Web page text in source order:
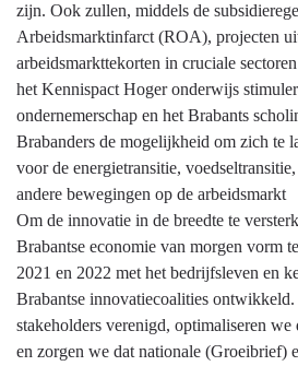
zijn. Ook zullen, middels de
Arbeidsmarktinfarct (ROA), projecten
arbeidsmarkttekorten in cruciale
het Kennispact Hoger onderwijs
ondernemerschap en het Brabants
Brabanders de mogelijkheid om zich te
voor de energietransitie,
andere bewegingen op de arbeidsmarkt
Om de innovatie in de breedte te
Brabantse economie van morgen vorm
2021 en 2022 met het bedrijfsleven en
Brabantse innovatiecoalities
stakeholders verenigd, optimaliseren we
en zorgen we dat nationale (Groeibrief)